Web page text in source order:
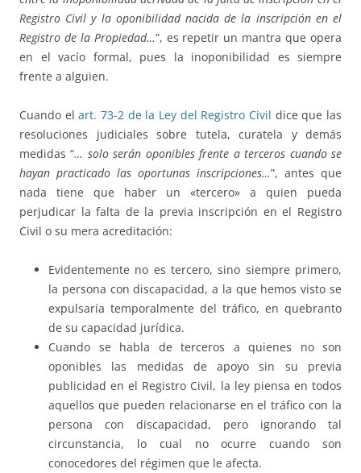
Registro Civil y la oponibilidad nacida de la inscripción en el
Registro de la Propiedad…”, es repetir un mantra que opera
en el vacío formal, pues la inoponibilidad es siempre
frente a alguien.
Cuando elart. 73-2 de la Ley del Registro Civil dice que las
resoluciones judiciales sobre tutela, curatela y demás
medidas “… solo serán oponibles frente a terceros cuando se
hayan practicado las oportunas inscripciones…”, antes que
nada tiene que haber un «tercero» a quien pueda
perjudicar la falta de la previa inscripción en el Registro
Civil o su mera acreditación:
Evidentemente no es tercero, sino siempre primero,
la persona con discapacidad, a la que hemos visto se
expulsaría temporalmente del tráfico, en quebranto
de su capacidad jurídica.
Cuando se habla de terceros a quienes no son
oponibles las medidas de apoyo sin su previa
publicidad en el Registro Civil, la ley piensa en todos
aquellos que pueden relacionarse en el tráfico con la
persona con discapacidad, pero ignorando tal
circunstancia, lo cual no ocurre cuando son
conocedores del régimen que le afecta.